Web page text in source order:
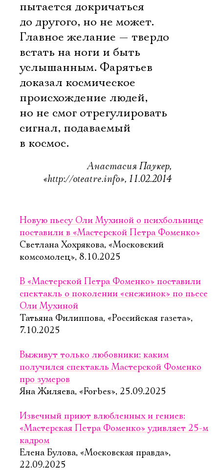
пытается докричаться
до другого, но не может.
Главное желание — твердо
встать на ноги и быть
услышанным. Фарятьев
доказал космическое
происхождение людей,
но не смог отрегулировать
сигнал, подаваемый
в космос.
Анастасия Паукер,
«http://oteatre.info», 11.02.2014
Новую пьесу Оли Мухиной о психбольнице
поставили в «Мастерской Петра Фоменко»
Светлана Хохрякова, «Московский
комсомолец», 8.10.2025
В «Мастерской Петра Фоменко» поставили
спектакль о поколении «снежинок» по пьесе
Оли Мухиной
Татьяна Филиппова, «Российская газета»,
7.10.2025
Выживут только любовники: каким
получился спектакль Мастерской Фоменко
про зумеров
Яна Жиляева, «Forbes», 25.09.2025
Извечный приют влюбленных и гениев:
«Мастерская Петра Фоменко» удивляет 25-м
кадром
Елена Булова, «Московская правда»,
22.09.2025
Имя
Ознакомиться